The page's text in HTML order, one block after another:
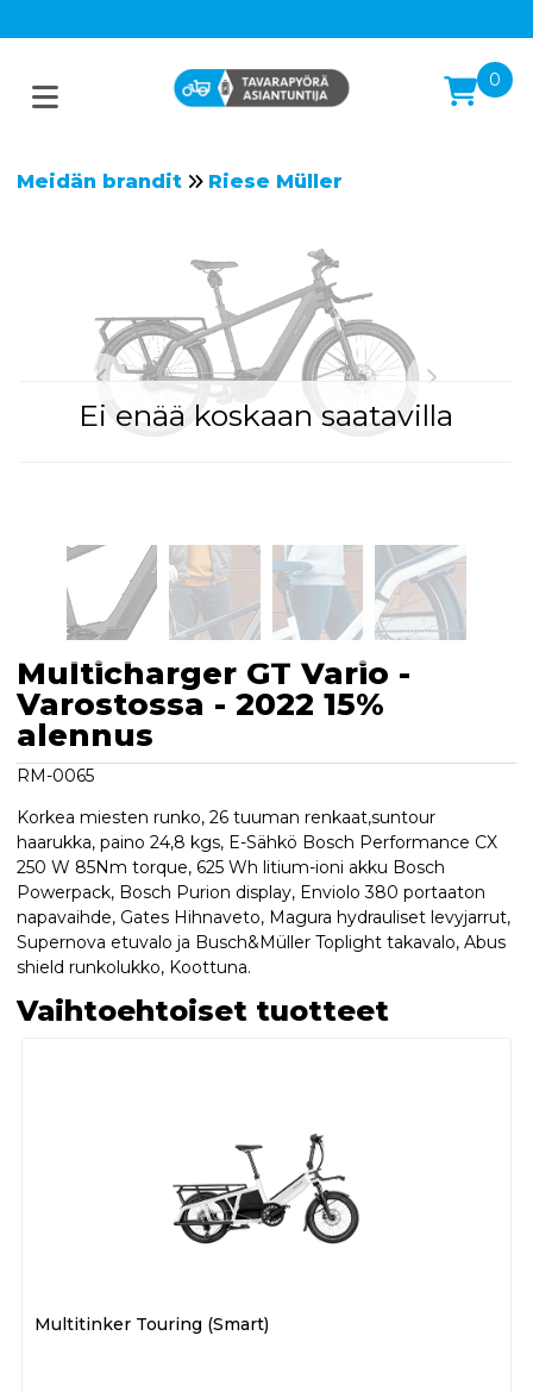
0
Meidän brandit Riese Müller
Ei enää koskaan saatavilla
Multicharger GT Vario -
Varostossa - 2022 15%
alennus
RM-0065
Korkea miesten runko, 26 tuuman renkaat,suntour
haarukka, paino 24,8 kgs, E-Sähkö Bosch Performance CX
250 W 85Nm torque, 625 Wh litium-ioni akku Bosch
Powerpack, Bosch Purion display, Enviolo 380 portaaton
napavaihde, Gates Hihnaveto, Magura hydrauliset levyjarrut,
Supernova etuvalo ja Busch&Müller Toplight takavalo, Abus
shield runkolukko, Koottuna.
Vaihtoehtoiset tuotteet
Multitinker Touring (Smart)